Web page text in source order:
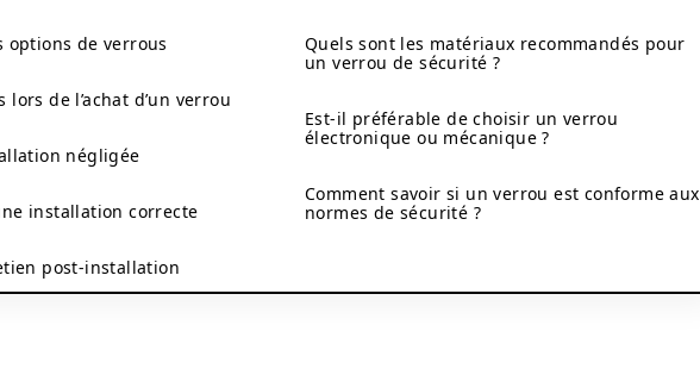
options de verrous
de l’achat d’un verrou
négligée
installation correcte
post-installation
Quels sont les matériaux recommandés pour
un verrou de sécurité ?
Est-il préférable de choisir un verrou
électronique ou mécanique ?
Comment savoir si un verrou est conforme aux
normes de sécurité ?